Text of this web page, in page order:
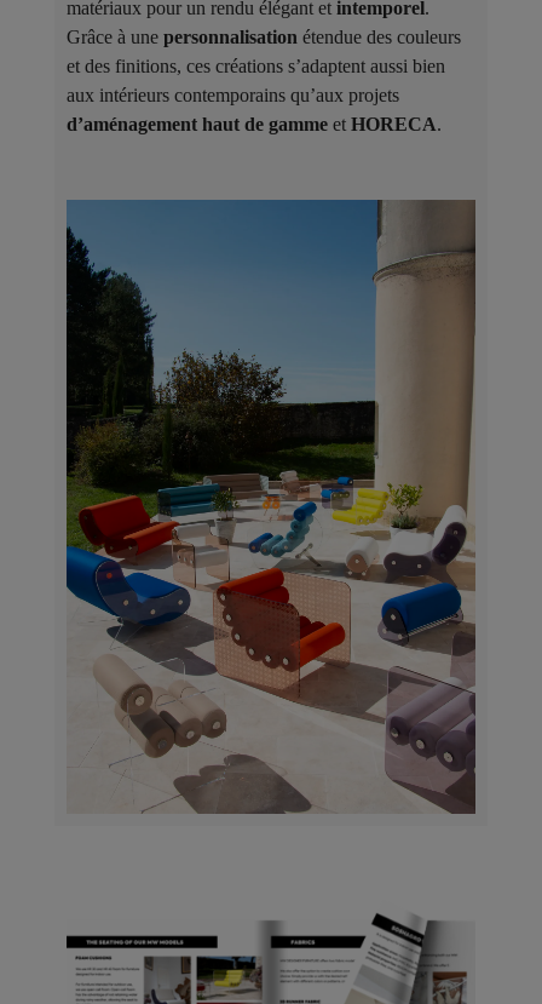
matériaux pour un rendu élégant et intemporel.
Grâce à une personnalisation étendue des couleurs
et des finitions, ces créations s’adaptent aussi bien
aux intérieurs contemporains qu’aux projets
d’aménagement haut de gamme et HORECA.